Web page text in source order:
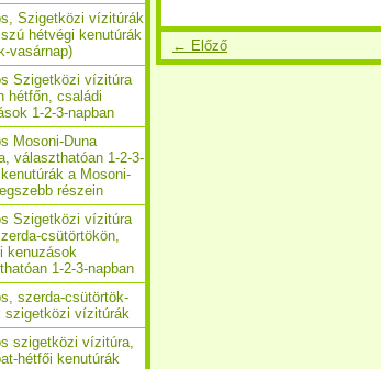
← Előző
Szigetközi vízitúrák
hétvégi kenutúrák
vasárnap)
Szigetközi vízitúra
hétfőn, családi
1-2-3-napban
Mosoni-Duna
választhatóan 1-2-3-
a Mosoni-
részein
Szigetközi vízitúra
csütörtökön,
kenuzások
1-2-3-napban
szerda-csütörtök-
szigetközi vízitúrák
szigetközi vízitúra,
hétfői kenutúrák